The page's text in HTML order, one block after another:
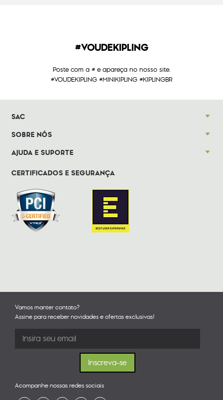
#VOUDEKIPLING
Poste com a # e apareça no nosso site.
#VOUDEKIPLING #MINIKIPLING #KIPLINGBR
SAC
SOBRE NÓS
AJUDA E SUPORTE
CERTIFICADOS E SEGURANÇA
Vamos manter contato?
Assine para receber novidades e ofertas exclusivas!
Acompanhe nossas redes sociais